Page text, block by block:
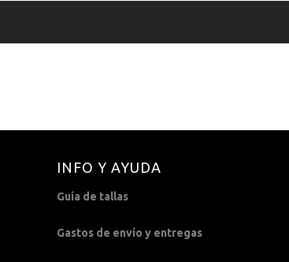
INFO Y AYUDA
Guía de tallas
Gastos de envío y entregas